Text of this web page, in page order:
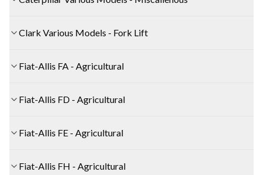
Clark Various Models - Fork Lift
Fiat-Allis FA - Agricultural
Fiat-Allis FD - Agricultural
Fiat-Allis FE - Agricultural
Fiat-Allis FH - Agricultural